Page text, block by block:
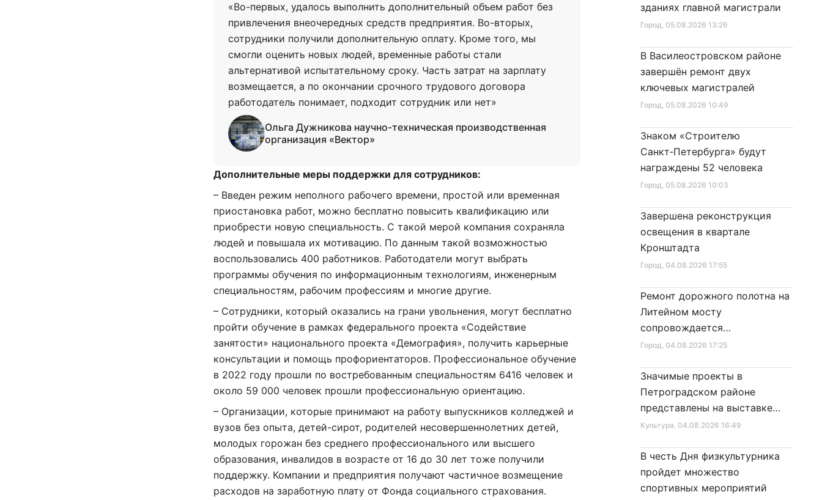
«Во-первых, удалось выполнить дополнительный объем работ без
привлечения внеочередных средств предприятия. Во-вторых,
сотрудники получили дополнительную оплату. Кроме того, мы
смогли оценить новых людей, временные работы стали
альтернативой испытательному сроку. Часть затрат на зарплату
возмещается, а по окончании срочного трудового договора
работодатель понимает, подходит сотрудник или нет»
Ольга Дужникова научно-техническая производственная
организация «Вектор»
Дополнительные меры поддержки для сотрудников:
– Введен режим неполного рабочего времени, простой или временная
приостановка работ, можно бесплатно повысить квалификацию или
приобрести новую специальность. С такой мерой компания сохраняла
людей и повышала их мотивацию. По данным такой возможностью
воспользовались 400 работников. Работодатели могут выбрать
программы обучения по информационным технологиям, инженерным
специальностям, рабочим профессиям и многие другие.
– Сотрудники, который оказались на грани увольнения, могут бесплатно
пройти обучение в рамках федерального проекта «Содействие
занятости» национального проекта «Демография», получить карьерные
консультации и помощь профориентаторов. Профессиональное обучение
в 2022 году прошли по востребованным специальностям 6416 человек и
около 59 000 человек прошли профессиональную ориентацию.
– Организации, которые принимают на работу выпускников колледжей и
вузов без опыта, детей-сирот, родителей несовершеннолетних детей,
молодых горожан без среднего профессионального или высшего
образования, инвалидов в возрасте от 16 до 30 лет тоже получили
поддержку. Компании и предприятия получают частичное возмещение
расходов на заработную плату от Фонда социального страхования.
Город, 05.08.2026 13:26
зданиях главной магистрали
Город, 05.08.2026 10:49
В Василеостровском районе
завершён ремонт двух
ключевых магистралей
Город, 05.08.2026 10:03
Знаком «Строителю
Санкт‑Петербурга» будут
награждены 52 человека
Город, 04.08.2026 17:55
Завершена реконструкция
освещения в квартале
Кронштадта
Город, 04.08.2026 17:25
Ремонт дорожного полотна на
Литейном мосту
сопровождается
реставрационными работами
Культура, 04.08.2026 16:49
Значимые проекты в
Петроградском районе
представлены на выставке
достижений
В честь Дня физкультурника
пройдет множество
спортивных мероприятий
Нажимая на кнопку "Отправить" вы
политикой конфиденциальности